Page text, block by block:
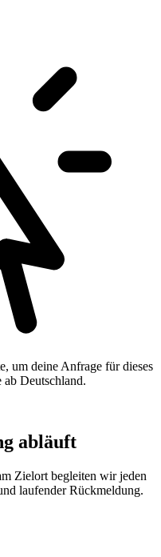
um deine Anfrage für dieses
ab Deutschland.
abläuft
Zielort begleiten wir jeden
laufender Rückmeldung.